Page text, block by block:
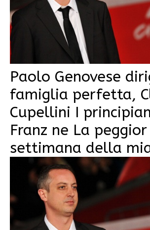
Paolo Genovese
famiglia perfetta,
Cupellini I
Franz ne La peggior
settimana della